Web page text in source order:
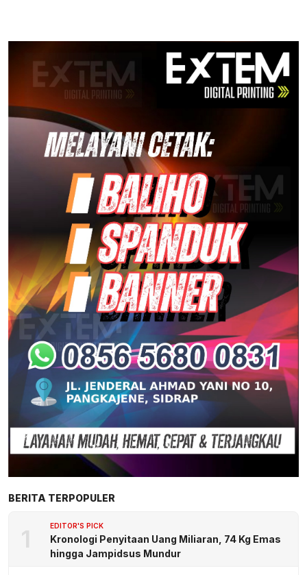
BERITA TERPOPULER
1 EDITOR'S PICK
Kronologi Penyitaan Uang Miliaran, 74 Kg Emas
hingga Jampidsus Mundur